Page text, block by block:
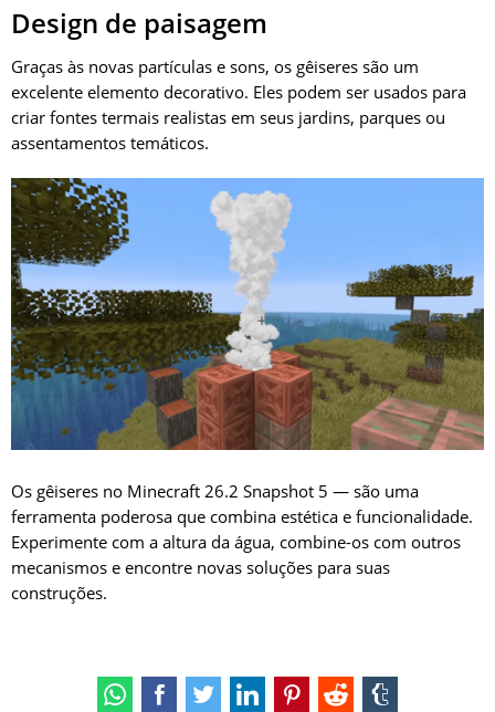
Design de paisagem
Graças às novas partículas e sons, os gêiseres são um
excelente elemento decorativo. Eles podem ser usados para
criar fontes termais realistas em seus jardins, parques ou
assentamentos temáticos.
Os gêiseres no Minecraft 26.2 Snapshot 5 — são uma
ferramenta poderosa que combina estética e funcionalidade.
Experimente com a altura da água, combine-os com outros
mecanismos e encontre novas soluções para suas
construções.